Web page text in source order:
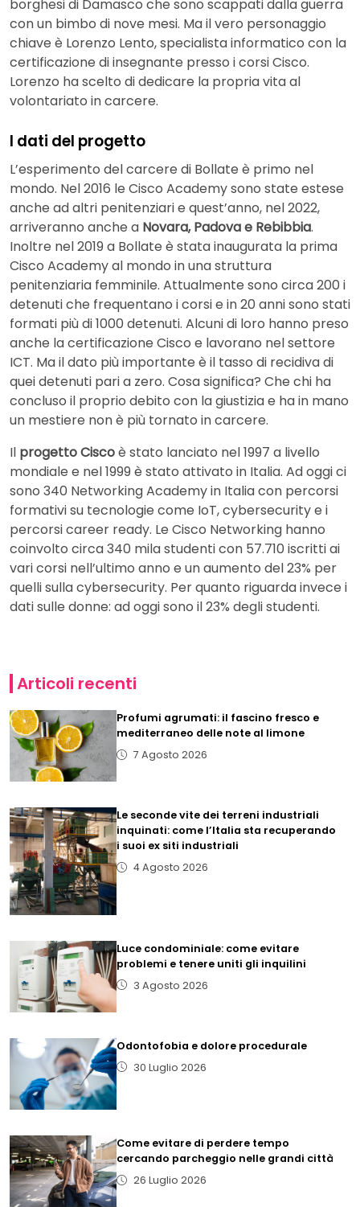
borghesi di Damasco che sono scappati dalla guerra
con un bimbo di nove mesi. Ma il vero personaggio
chiave è Lorenzo Lento, specialista informatico con la
certificazione di insegnante presso i corsi Cisco.
Lorenzo ha scelto di dedicare la propria vita al
volontariato in carcere.
I dati del progetto
L’esperimento del carcere di Bollate è primo nel
mondo. Nel 2016 le Cisco Academy sono state estese
anche ad altri penitenziari e quest’anno, nel 2022,
arriveranno anche a Novara, Padova e Rebibbia.
Inoltre nel 2019 a Bollate è stata inaugurata la prima
Cisco Academy al mondo in una struttura
penitenziaria femminile. Attualmente sono circa 200 i
detenuti che frequentano i corsi e in 20 anni sono stati
formati più di 1000 detenuti. Alcuni di loro hanno preso
anche la certificazione Cisco e lavorano nel settore
ICT. Ma il dato più importante è il tasso di recidiva di
quei detenuti pari a zero. Cosa significa? Che chi ha
concluso il proprio debito con la giustizia e ha in mano
un mestiere non è più tornato in carcere.
Il progetto Ciscoè stato lanciato nel 1997 a livello
mondiale e nel 1999 è stato attivato in Italia. Ad oggi ci
sono 340 Networking Academy in Italia con percorsi
formativi su tecnologie come IoT, cybersecurity e i
percorsi career ready. Le Cisco Networking hanno
coinvolto circa 340 mila studenti con 57.710 iscritti ai
vari corsi nell’ultimo anno e un aumento del 23% per
quelli sulla cybersecurity. Per quanto riguarda invece i
dati sulle donne: ad oggi sono il 23% degli studenti.
Articoli recenti
Profumi agrumati: il fascino fresco e
mediterraneo delle note al limone
7 Agosto 2026
Le seconde vite dei terreni industriali
inquinati: come l’Italia sta recuperando
i suoi ex siti industriali
4 Agosto 2026
Luce condominiale: come evitare
problemi e tenere uniti gli inquilini
3 Agosto 2026
Odontofobia e dolore procedurale
30 Luglio 2026
Come evitare di perdere tempo
cercando parcheggio nelle grandi città
26 Luglio 2026